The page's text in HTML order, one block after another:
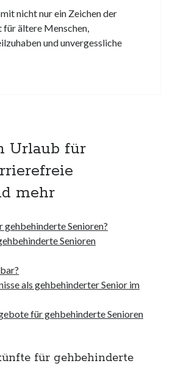
nicht nur ein Zeichen der
für ältere Menschen,
und unvergessliche
Urlaub für
mehr
Senioren?
Senioren
als gehbehinderter Senior im
für gehbehinderte Senioren
für gehbehinderte